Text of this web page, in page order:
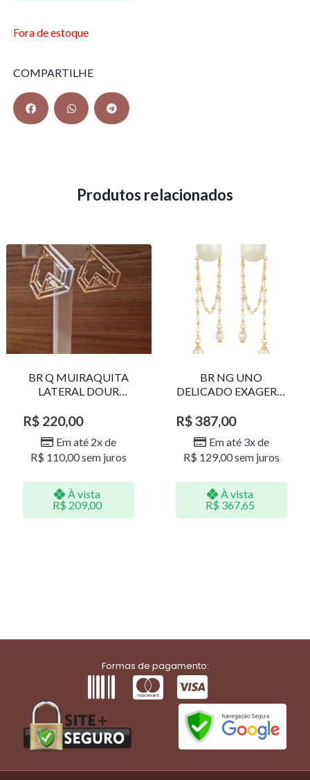
Fora de estoque
COMPARTILHE
Produtos relacionados
BR Q MUIRAQUITA
LATERAL DOUR
R$ 220,00
Em até 2x de
R$ 110,00sem juros
À vista
R$ 209,00
BR NG UNO
DELICADO EXAGERO
R$387,00
Em até 3x de
R$ 129,00sem juros
À vista
R$ 367,65
Formas de pagamento: